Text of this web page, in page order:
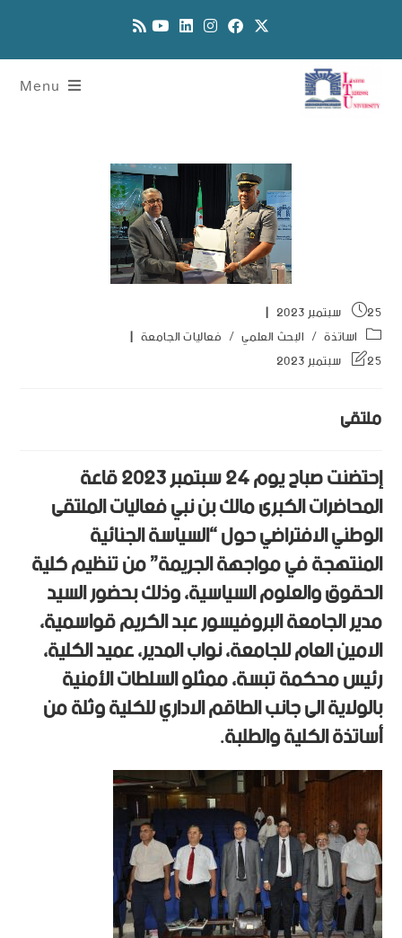
Menu
25 سبتمبر 2023
اساتذة / البحث العلمي / فعاليات الجامعة
25 سبتمبر 2023
ملتقى
إحتضنت صباح يوم 24 سبتمبر 2023 قاعة
المحاضرات الكبرى مالك بن نبي فعاليات الملتقى
الوطني الافتراضي حول “السياسة الجنائية
المنتهجة في مواجهة الجريمة” من تنظيم كلية
الحقوق والعلوم السياسية، وذلك بحضور السيد
مدير الجامعة البروفيسور عبد الكريم قواسمية،
الامين العام للجامعة، نواب المدير، عميد الكلية،
رئيس محكمة تبسة، ممثلو السلطات الأمنية
بالولاية الى جانب الطاقم الاداري للكلية وثلة من
أساتذة الكلية والطلبة.